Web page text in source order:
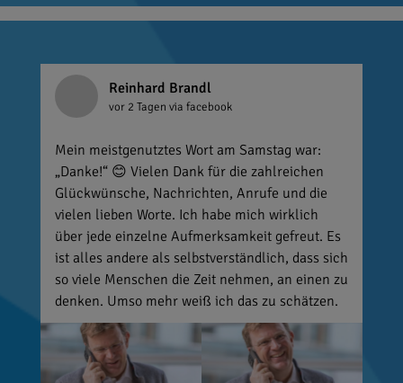
Reinhard Brandl
vor 2 Tagen via facebook
Mein meistgenutztes Wort am Samstag war:
„Danke!“ 😊 Vielen Dank für die zahlreichen
Glückwünsche, Nachrichten, Anrufe und die
vielen lieben Worte. Ich habe mich wirklich
über jede einzelne Aufmerksamkeit gefreut. Es
ist alles andere als selbstverständlich, dass sich
so viele Menschen die Zeit nehmen, an einen zu
denken. Umso mehr weiß ich das zu schätzen.